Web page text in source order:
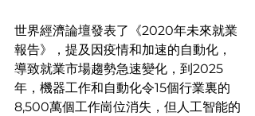
世界經濟論壇發表了《2020年未來就業
報告》，提及因疫情和加速的自動化，
導致就業市場趨勢急速變化，到2025
年，機器工作和自動化令15個行業裏的
8,500萬個工作崗位消失，但人工智能的